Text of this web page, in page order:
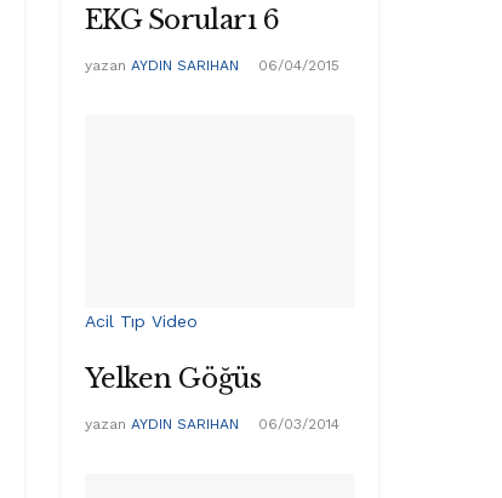
EKG Soruları 6
yazan AYDIN SARIHAN 06/04/2015
Acil Tıp Video
Yelken Göğüs
yazan AYDIN SARIHAN 06/03/2014